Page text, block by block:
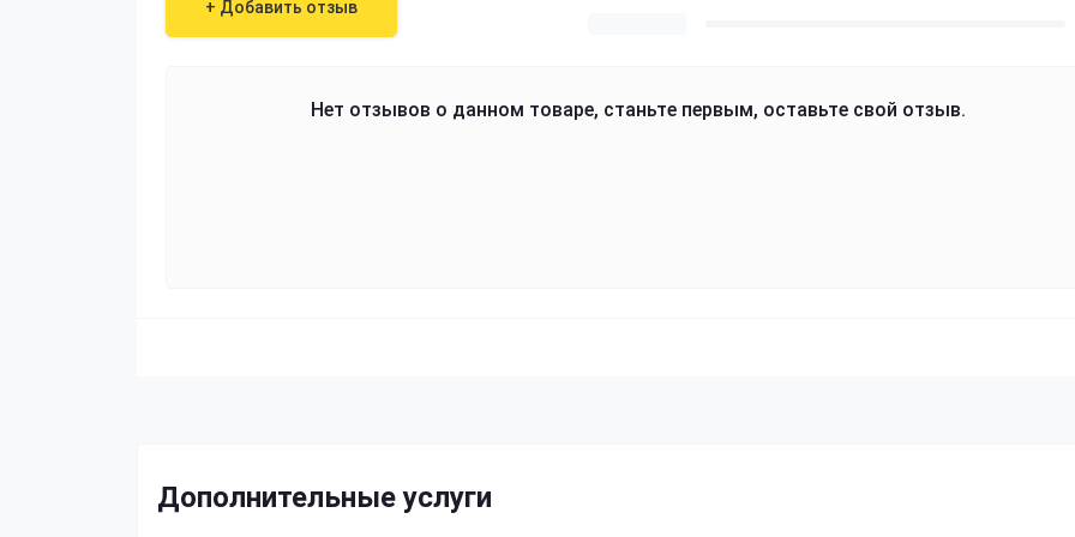
+ Добавить отзыв
Нет отзывов о данном товаре, станьте первым, оставьте свой отзыв.
Дополнительные услуги